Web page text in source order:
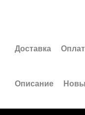
Доставка
Описание